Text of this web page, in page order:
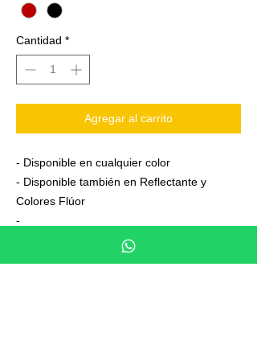
Cantidad *
Agregar al carrito
- Disponible en cualquier color
- Disponible también en Reflectante y
Colores Flúor
-
Vinilos Avery Dennison Vehicular garantía 7